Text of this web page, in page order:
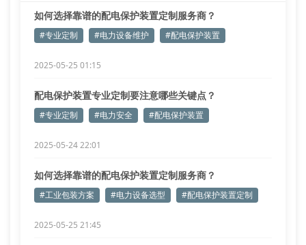
如何选择靠谱的配电保护装置定制服务商？
#专业定制 #电力设备维护 #配电保护装置
2025-05-25 01:15
配电保护装置专业定制要注意哪些关键点？
#专业定制 #电力安全 #配电保护装置
2025-05-24 22:01
如何选择靠谱的配电保护装置定制服务商？
#工业包装方案 #电力设备选型 #配电保护装置定制
2025-05-25 21:45